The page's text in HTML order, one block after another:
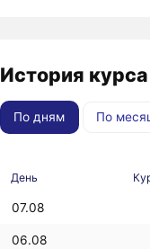
История курса
По дням По
День
07.08
06.08